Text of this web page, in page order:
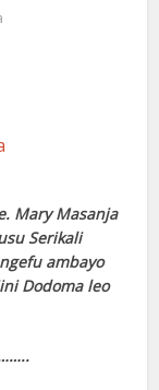
Mary Masanja
Serikali
ambayo
Dodoma leo